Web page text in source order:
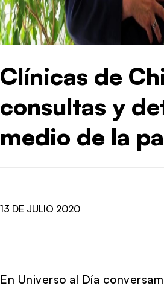
Clínicas de
consultas y
medio de la
13 DE JULIO 2020
En Universo al Día